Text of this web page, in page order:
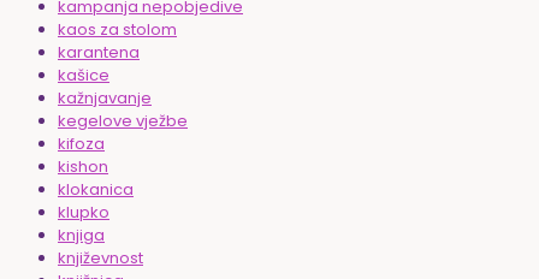
kampanja nepobjedive
kaos za stolom
karantena
kašice
kažnjavanje
kegelove vježbe
kifoza
kishon
klokanica
klupko
knjiga
književnost